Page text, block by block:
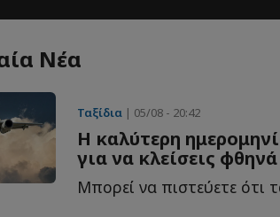
Νέα
Ταξίδια | 05/08 - 20:42
Η καλύτερη
για να κλείσεις